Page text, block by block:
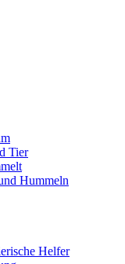
Tier
Hummeln
Helfer